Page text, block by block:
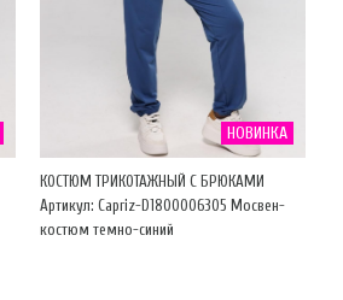
НОВИНКА
КОСТЮМ ТРИКОТАЖНЫЙ С БРЮКАМИ
Артикул: Capriz-D1800006305 Мосвен-
костюм темно-синий